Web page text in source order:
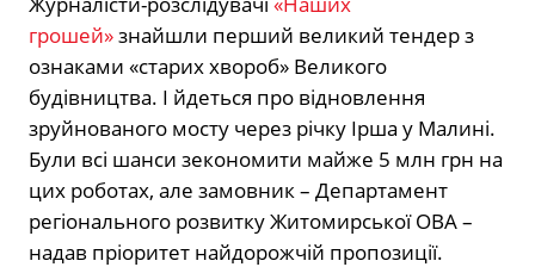
грошей»знайшли перший великий тендер з
ознаками «старих хвороб» Великого
будівництва. І йдеться про відновлення
зруйнованого мосту через річку Ірша у Малині.
Були всі шанси зекономити майже 5 млн грн на
цих роботах, але замовник – Департамент
регіонального розвитку Житомирської ОВА –
надав пріоритет найдорожчій пропозиції.